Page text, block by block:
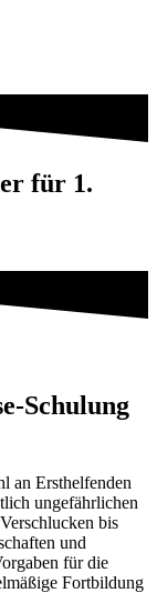
für 1.
Schulung
an Ersthelfenden
ungefährlichen
bis
und
für die
Fortbildung